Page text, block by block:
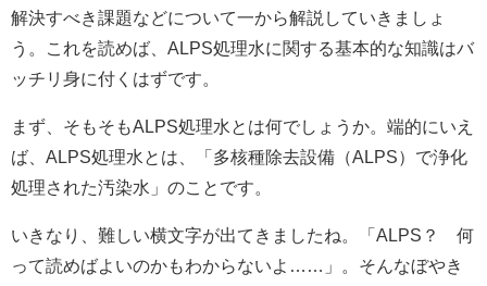
解決すべき課題などについて一から解説していきましょ
う。これを読めば、ALPS処理水に関する基本的な知識はバ
ッチリ身に付くはずです。
まず、そもそもALPS処理水とは何でしょうか。端的にいえ
ば、ALPS処理水とは、「多核種除去設備（ALPS）で浄化
処理された汚染水」のことです。
いきなり、難しい横文字が出てきましたね。「ALPS？ 何
って読めばよいのかもわからないよ……」。そんなぼやき